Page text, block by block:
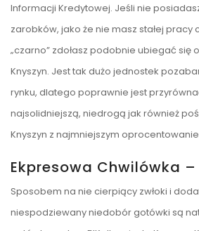
Informacji Kredytowej. Jeśli nie
zarobków, jako że nie masz stałej pracy
„czarno” zdołasz podobnie ubiegać się
Knyszyn. Jest tak dużo jednostek
rynku, dlatego poprawnie jest
najsolidniejszą, niedrogą jak również
Knyszyn z najmniejszym
Ekpresowa Chwilówka –
Sposobem na nie cierpiący zwłoki i
niespodziewany niedobór gotówki są